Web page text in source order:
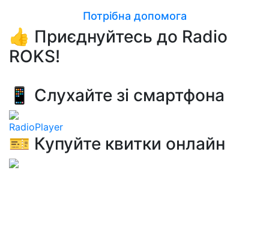
Потрібна допомога
👍 Приєднуйтесь до Radio
ROKS!
📱 Слухайте зі смартфона
RadioPlayer
🎫 Купуйте квитки онлайн